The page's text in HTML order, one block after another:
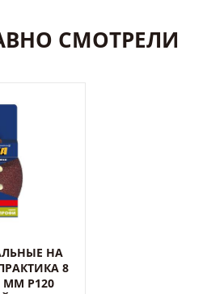
СМОТРЕЛИ
НА
8
ММ P120